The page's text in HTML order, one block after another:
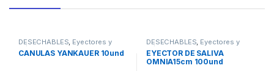
DESECHABLES Eyectores y
Cánulas
CANULAS YANKAUER 10und
DESECHABLES Eyectores y
Cánulas
EYECTOR DE SALIVA
OMNIA15cm 100und